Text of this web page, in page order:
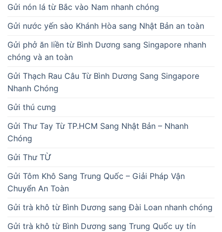
Gửi nón lá từ Bắc vào Nam nhanh chóng
Gửi nước yến sào Khánh Hòa sang Nhật Bản an toàn
Gửi phở ăn liền từ Bình Dương sang Singapore nhanh
chóng và an toàn
Gửi Thạch Rau Câu Từ Bình Dương Sang Singapore
Nhanh Chóng
Gửi thú cưng
Gửi Thư Tay Từ TP.HCM Sang Nhật Bản – Nhanh
Chóng
Gửi Thư TỪ
Gửi Tôm Khô Sang Trung Quốc – Giải Pháp Vận
Chuyển An Toàn
Gửi trà khô từ Bình Dương sang Đài Loan nhanh chóng
Gửi trà khô từ Bình Dương sang Trung Quốc uy tín